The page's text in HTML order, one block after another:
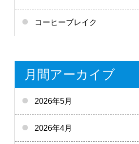
コーヒーブレイク
月間アーカイブ
2026年5月
2026年4月